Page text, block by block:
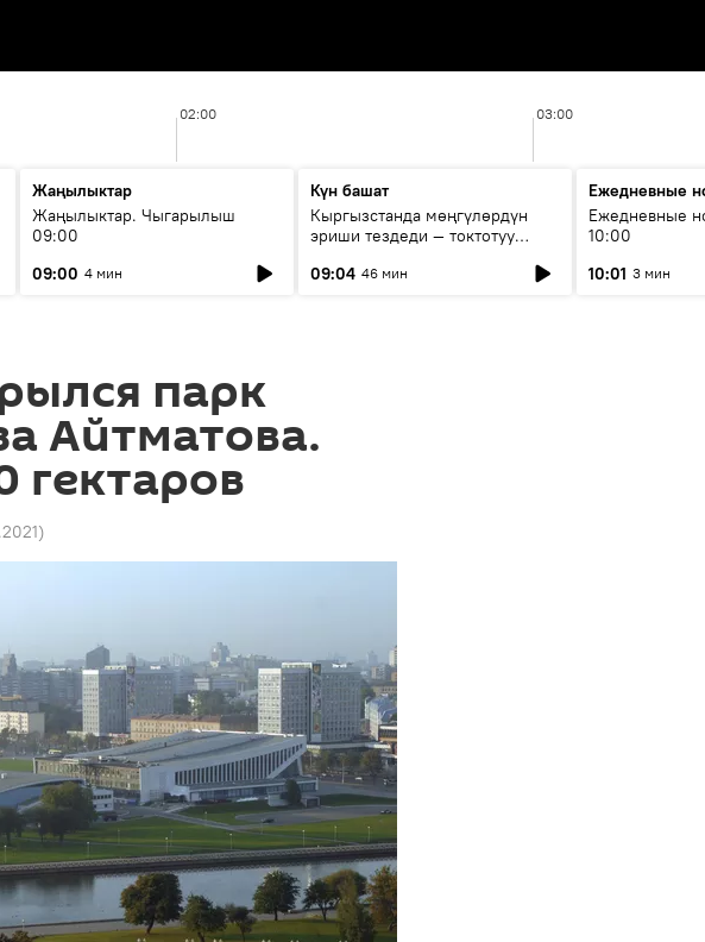
02:00 03:00
Жаңылыктар
Жаңылыктар. Чыгарылыш
09:00
09:00 4 мин
Күн башат
Кыргызстанда мөңгүлөрдүн
эриши тездеди — токтотуу
09:04 46 мин
Ежедневные
Ежедневные
10:00
10:01 3 мин
парк
Айтматова.
)